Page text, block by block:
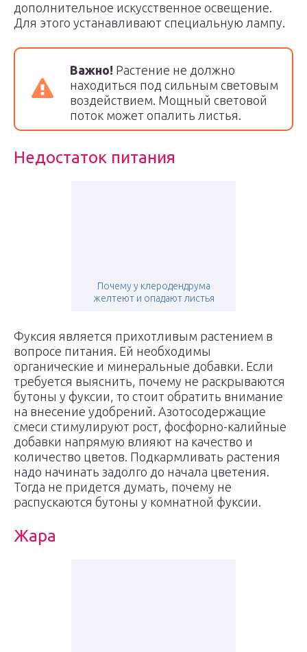
дополнительное искусственное освещение.
Для этого устанавливают специальную лампу.
Важно! Растение не должно
находиться под сильным световым
воздействием. Мощный световой
поток может опалить листья.
Недостаток питания
Почему у клеродендрума
желтеют и опадают листья
Фуксия является прихотливым растением в
вопросе питания. Ей необходимы
органические и минеральные добавки. Если
требуется выяснить, почему не раскрываются
бутоны у фуксии, то стоит обратить внимание
на внесение удобрений. Азотосодержащие
смеси стимулируют рост, фосфорно-калийные
добавки напрямую влияют на качество и
количество цветов. Подкармливать растения
надо начинать задолго до начала цветения.
Тогда не придется думать, почему не
распускаются бутоны у комнатной фуксии.
Жара